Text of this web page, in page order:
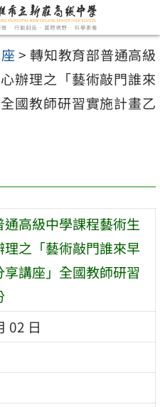
> 轉知教育部普通高級
辦理之「藝術敲門誰來
國教師研習實施計畫乙
高級中學課程藝術生
理之「藝術敲門誰來早
講座」全國教師研習
02 日